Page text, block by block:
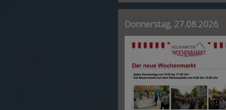
Donnerstag, 27.08.2026